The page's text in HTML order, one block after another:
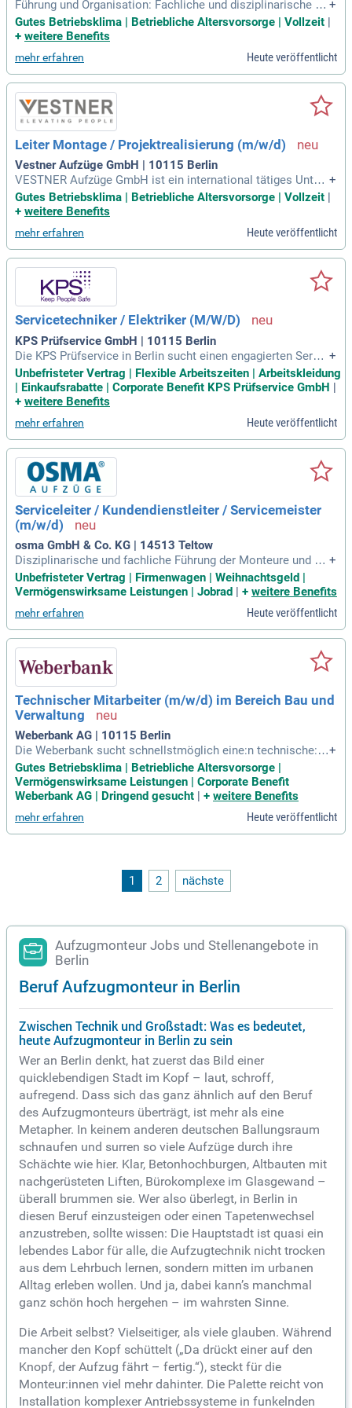
Führung und Organisation: Fachliche und disziplinarische Fü
hrung der unterstellten Mitarbeitenden im Bereich Projektre
alisierung (Projektleiter, Monteure, Einsteller und weitere Mi
ben, Ressourcen
+
Gutes Betriebsklima | Betriebliche Altersvorsorge | Vollzeit |
+ weitere Benefits
mehr erfahren Heute veröffentlicht
Leiter Montage / Projektrealisierung (m/w/d)
Vestner Aufzüge GmbH | 10115 Berlin
VESTNER Aufzüge GmbH ist ein international tätiges Unter
nehmen mit Hauptsitz in Aschheim-Dornach bei München.
Durch unsere über 90-jährige Erfahrung im Aufzugsbau biete
erte Lösungen.
+
Gutes Betriebsklima | Betriebliche Altersvorsorge | Vollzeit
+ weitere Benefits
mehr erfahren Heute veröffentlicht
Servicetechniker / Elektriker (M/W/D)
KPS Prüfservice GmbH | 10115 Berlin
Die KPS Prüfservice in Berlin sucht einen engagierten Servic
etechniker / Elektriker (M/W/D) in Vollzeit. Unser Unterneh
men ist führend in der Prüfung elektrischer Betriebsmittel u
nd sorgt für die Sicherheit ortsveränderlicher und ortsfester
r Prüfung von Aufzügen, Kranen und medizinischen Geräten
an. Ein wichtiger Fokus liegt auf der Installation und Prüfung
von E-Ladestationen, um die E-Mobilität voranzutreiben. Als
Teil unseres Teams bewertest und protokollierst du Prüferg
ebnisse, wodurch du aktiv zur Arbeitssicherheit beiträgst. K
PS steht für „Keep People Safe“ – werde Teil unserer Missio
n!
+
Unbefristeter Vertrag | Flexible Arbeitszeiten | Arbeitskleidung
| Einkaufsrabatte | Corporate Benefit KPS Prüfservice GmbH |
+ weitere Benefits
mehr erfahren Heute veröffentlicht
Serviceleiter / Kundendienstleiter / Servicemeister
(m/w/d)
osma GmbH & Co. KG | 14513 Teltow
Disziplinarische und fachliche Führung der Monteure und Se
rvicetechniker innerhalb des Servicegebietes inkl.
+
Unbefristeter Vertrag | Firmenwagen | Weihnachtsgeld |
Vermögenswirksame Leistungen | Jobrad | + weitere Benefits
mehr erfahren Heute veröffentlicht
Technischer Mitarbeiter (m/w/d) im Bereich Bau und
Verwaltung
Weberbank AG | 10115 Berlin
Die Weberbank sucht schnellstmöglich eine:n technische:n
Mitarbeiter:in (m/w/d) für den Bereich Bau und Verwaltung.
Unser Erfolg beruht auf hervorragend ausgebildeten Mitarbe
iterinnen und Mitarbeitern, die sich durch Wertschätzung un
ion steuern Sie die Bewirtschaftung unserer Gebäude und te
chnischen Anlagen. Ihre Hauptaufgaben umfassen die Insta
Projektmanagement verantwortlich. Wenn Sie eine persönli
che Entwicklung suchen und bereit sind, einen Schritt weiter
+
Gutes Betriebsklima | Betriebliche Altersvorsorge |
Vermögenswirksame Leistungen | Corporate Benefit
Weberbank AG | Dringend gesucht
+ weitere Benefits
mehr erfahren Heute veröffentlicht
1 2 nächste
Aufzugmonteur Jobs und Stellenangebote in
Berlin
Beruf Aufzugmonteur in Berlin
Zwischen Technik und Großstadt: Was es bedeutet,
heute Aufzugmonteur in Berlin zu sein
Wer an Berlin denkt, hat zuerst das Bild einer
quicklebendigen Stadt im Kopf – laut, schroff,
aufregend. Dass sich das ganz ähnlich auf den Beruf
des Aufzugmonteurs überträgt, ist mehr als eine
Metapher. In keinem anderen deutschen Ballungsraum
schnaufen und surren so viele Aufzüge durch ihre
Schächte wie hier. Klar, Betonhochburgen, Altbauten mit
nachgerüsteten Liften, Bürokomplexe im Glasgewand –
überall brummen sie. Wer also überlegt, in Berlin in
diesen Beruf einzusteigen oder einen Tapetenwechsel
anzustreben, sollte wissen: Die Hauptstadt ist quasi ein
lebendes Labor für alle, die Aufzugtechnik nicht trocken
aus dem Lehrbuch lernen, sondern mitten im urbanen
Alltag erleben wollen. Und ja, dabei kann’s manchmal
ganz schön hoch hergehen – im wahrsten Sinne.
Die Arbeit selbst? Vielseitiger, als viele glauben. Während
mancher den Kopf schüttelt („Da drückt einer auf den
Knopf, der Aufzug fährt – fertig.“), steckt für die
Monteur:innen viel mehr dahinter. Die Palette reicht von
Installation komplexer Antriebssysteme in funkelnden